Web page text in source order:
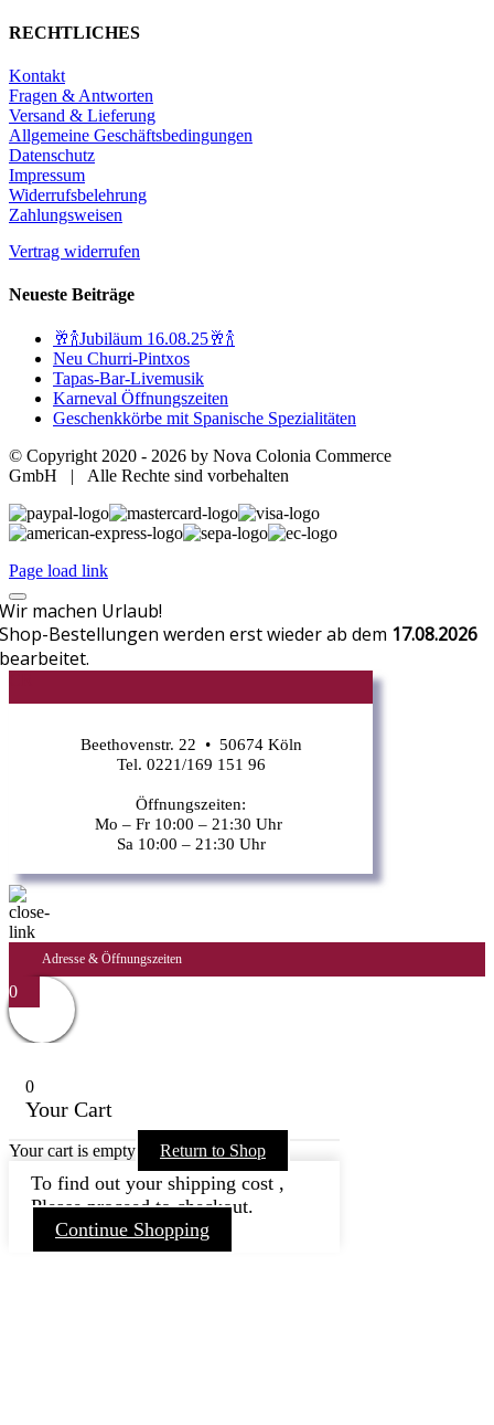
RECHTLICHES
Kontakt
Fragen & Antworten
Versand & Lieferung
Allgemeine Geschäftsbedingungen
Datenschutz
Impressum
Widerrufsbelehrung
Zahlungsweisen
Vertrag widerrufen
Neueste Beiträge
🥂🍾Jubiläum 16.08.25🥂🍾
Neu Churri-Pintxos
Tapas-Bar-Livemusik
Karneval Öffnungszeiten
Geschenkkörbe mit Spanische Spezialitäten
© Copyright 2020 - 2026 by Nova Colonia Commerce
GmbH | Alle Rechte sind vorbehalten
Page load link
Wir machen Urlaub!
Shop-Bestellungen werden erst wieder ab dem 17.08.2026
bearbeitet.
Beethovenstr. 22 • 50674 Köln
Tel. 0221/169 151 96
Öffnungszeiten:
Mo – Fr 10:00 – 21:30 Uhr
Sa 10:00 – 21:30 Uhr
Adresse & Öffnungszeiten
0
0
Your Cart
Your cart is empty Return to Shop
To find out your shipping cost ,
Please proceed to checkout.
Continue Shopping